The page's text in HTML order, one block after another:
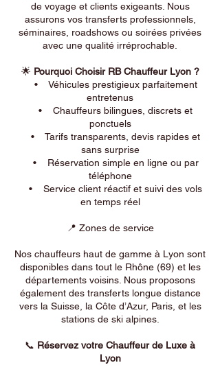
de voyage et clients exigeants. Nous
assurons vos transferts professionnels,
séminaires, roadshows ou soirées privées
avec une qualité irréprochable.
🌟 Pourquoi Choisir RB Chauffeur Lyon ?
• Véhicules prestigieux parfaitement
entretenus
• Chauffeurs bilingues, discrets et
ponctuels
• Tarifs transparents, devis rapides et
sans surprise
• Réservation simple en ligne ou par
téléphone
• Service client réactif et suivi des vols
en temps réel
📍 Zones de service
Nos chauffeurs haut de gamme à Lyon sont
disponibles dans tout le Rhône (69) et les
départements voisins. Nous proposons
également des transferts longue distance
vers la Suisse, la Côte d’Azur, Paris, et les
stations de ski alpines.
📞 Réservez votre Chauffeur de Luxe à
Lyon